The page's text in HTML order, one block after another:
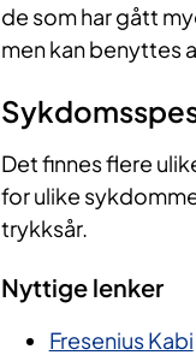
de som har gått
men kan benyttes
Det finnes flere
for ulike
trykksår.
Nyttige lenker
Fresenius Kabi